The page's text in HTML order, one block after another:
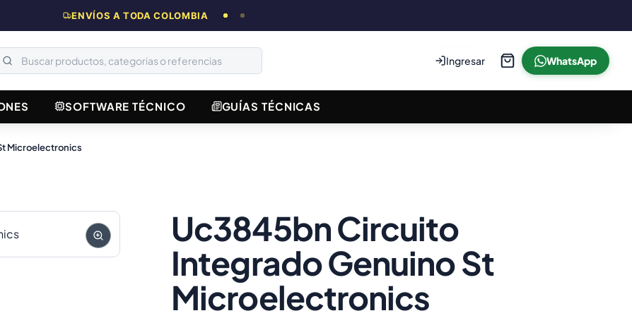
ENVÍOS A TODA COLOMBIA
Ingresar WhatsApp
SOFTWARE TÉCNICO GUÍAS TÉCNICAS
Microelectronics
Uc3845bn Circuito
Integrado Genuino St
Microelectronics